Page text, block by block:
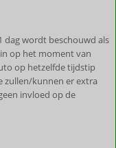
dag wordt beschouwd als
op het moment van
op hetzelfde tijdstip
zullen/kunnen er extra
invloed op de